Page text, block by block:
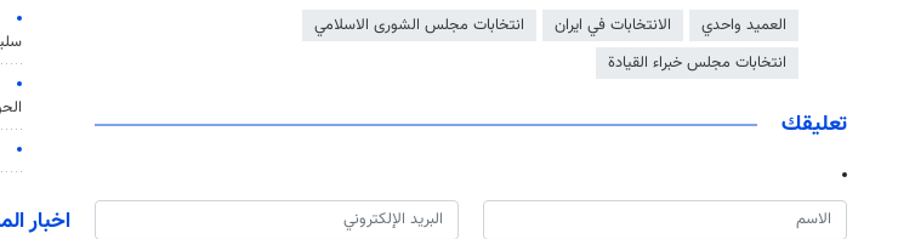
العميد واحدي الانتخابات في ايران
انتخابات مجلس الشورى الاسلامي
انتخابات مجلس خبراء القيادة
تعليقك
اخبار